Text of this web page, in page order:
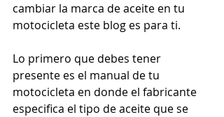
cambiar la marca de aceite en tu
motocicleta este blog es para ti.
Lo primero que debes tener
presente es el manual de tu
motocicleta en donde el fabricante
especifica el tipo de aceite que se